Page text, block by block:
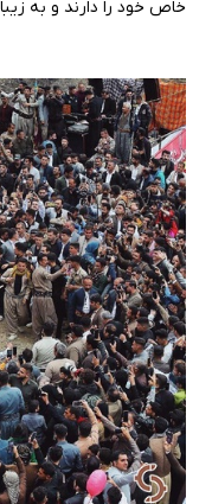
خاص خود را دارند و به